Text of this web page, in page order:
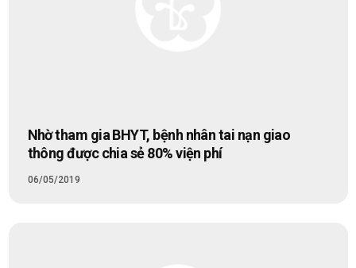
Nhờ tham gia BHYT, bệnh nhân tai nạn giao
thông được chia sẻ 80% viện phí
06/05/2019